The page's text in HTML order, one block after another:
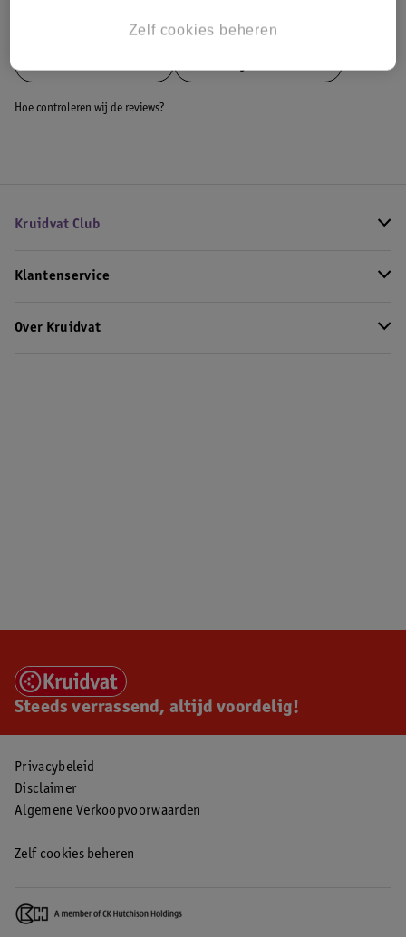
Hoe controleren wij de reviews?
Kruidvat Club
Klantenservice
Over Kruidvat
Steeds verrassend, altijd voordelig!
Privacybeleid
Disclaimer
Algemene Verkoopvoorwaarden
Zelf cookies beheren
Zelf cookies beheren